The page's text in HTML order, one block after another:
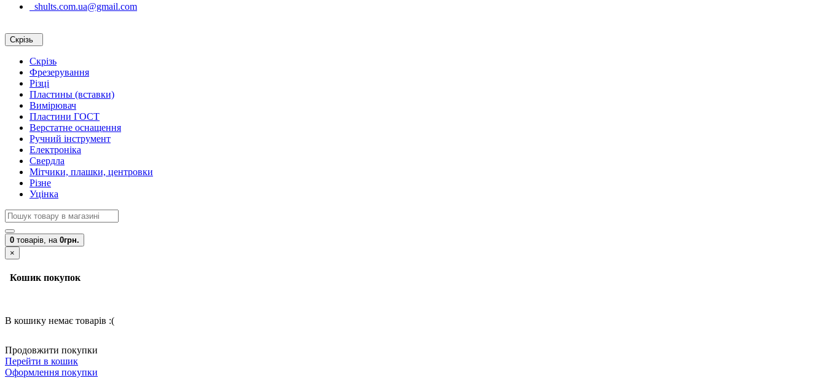
shults.com.ua@gmail.com
Скрізь
Скрізь
Фрезерування
Різці
Пластины (вставки)
Вимірювач
Пластини ГОСТ
Верстатне оснащення
Ручний інструмент
Електроніка
Свердла
Мітчики, плашки, центровки
Різне
Уцінка
0 товарів, на 0грн.
×
Кошик покупок
В кошику немає товарів :(
Продовжити покупки
Перейти в кошик
Оформлення покупки